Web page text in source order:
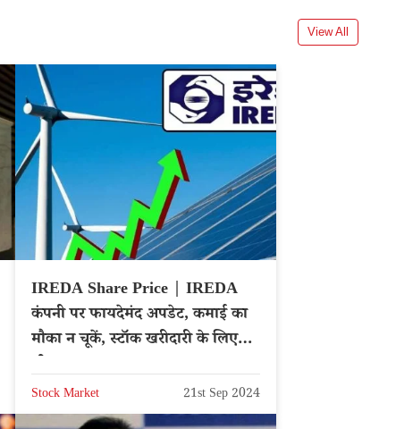
View All
IREDA Share Price | IREDA
कंपनी पर फायदेमंद अपडेट, कमाई का
मौका न चूकें, स्टॉक खरीदारी के लिए
Stock Market 21st Sep 2024